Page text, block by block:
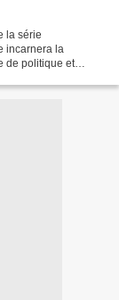
la série
incarnera la
de politique et